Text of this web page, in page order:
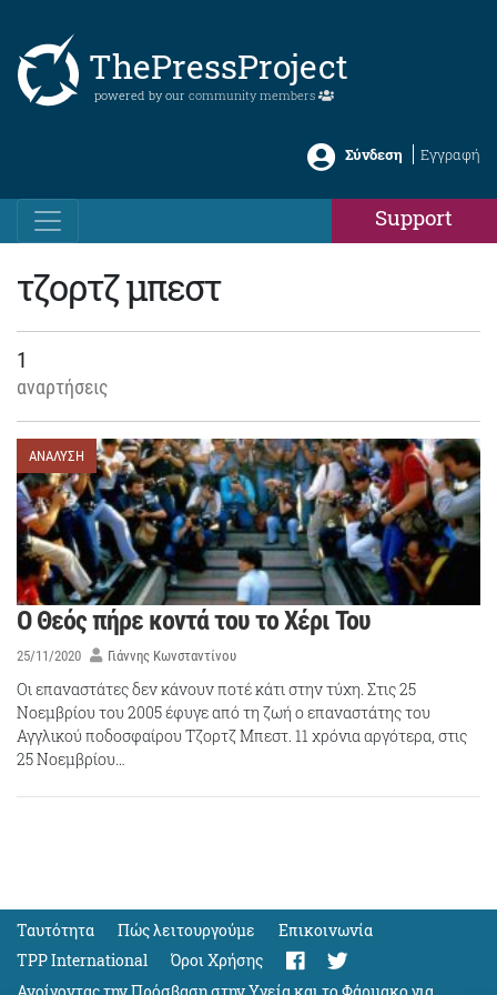
ThePressProject
powered by our community members
Σύνδεση Εγγραφή
Support
τζορτζ μπεστ
1
αναρτήσεις
ΑΝΑΛΥΣΗ
Ο Θεός πήρε κοντά του το Χέρι Του
25/11/2020 Γιάννης Κωνσταντίνου
Οι επαναστάτες δεν κάνουν ποτέ κάτι στην τύχη. Στις 25
Νοεμβρίου του 2005 έφυγε από τη ζωή ο επαναστάτης του
Αγγλικού ποδοσφαίρου Τζορτζ Μπεστ. 11 χρόνια αργότερα, στις
25 Νοεμβρίου…
Ταυτότητα Πώς λειτουργούμε
Eπικοινωνία
TPP International
Όροι Χρήσης